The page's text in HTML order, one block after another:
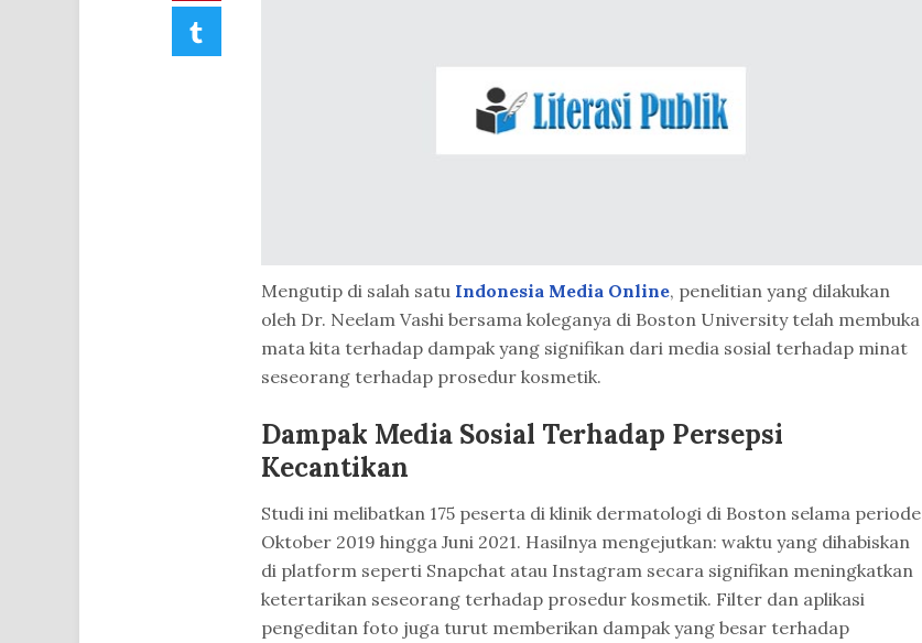
Mengutip di salah satu Indonesia Media Online, penelitian yang dilakukan
oleh Dr. Neelam Vashi bersama koleganya di Boston University telah membuka
mata kita terhadap dampak yang signifikan dari media sosial terhadap minat
seseorang terhadap prosedur kosmetik.
Dampak Media Sosial Terhadap Persepsi
Kecantikan
Studi ini melibatkan 175 peserta di klinik dermatologi di Boston selama periode
Oktober 2019 hingga Juni 2021. Hasilnya mengejutkan: waktu yang dihabiskan
di platform seperti Snapchat atau Instagram secara signifikan meningkatkan
ketertarikan seseorang terhadap prosedur kosmetik. Filter dan aplikasi
pengeditan foto juga turut memberikan dampak yang besar terhadap